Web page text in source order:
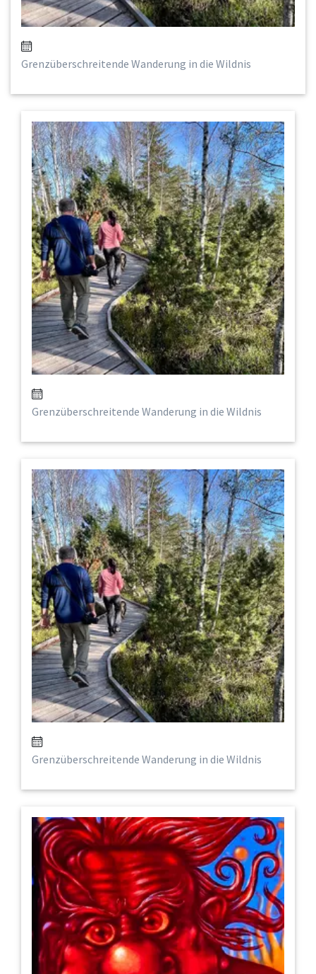
Grenzüberschreitende Wanderung in die Wildnis
Grenzüberschreitende Wanderung in die Wildnis
Grenzüberschreitende Wanderung in die Wildnis